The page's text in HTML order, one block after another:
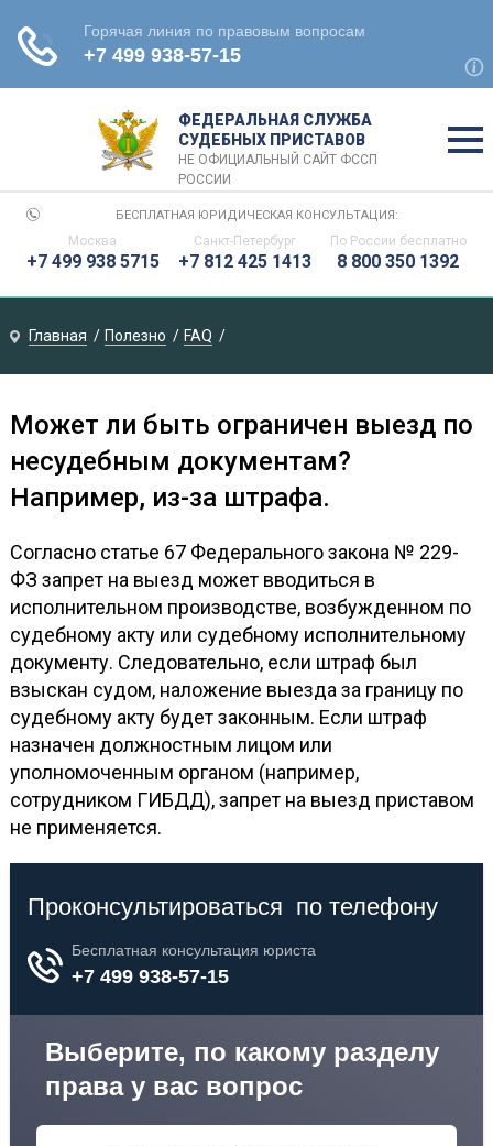
ФЕДЕРАЛЬНАЯ СЛУЖБА
СУДЕБНЫХ ПРИСТАВОВ
НЕ ОФИЦИАЛЬНЫЙ САЙТ ФССП
РОССИИ
БЕСПЛАТНАЯ ЮРИДИЧЕСКАЯ КОНСУЛЬТАЦИЯ:
Москва
+7 499 938 5715
Санкт-Петербург
+7 812 425 1413
По России бесплатно
8 800 350 1392
Главная Полезно FAQ
Может ли быть ограничен выезд по
несудебным документам?
Например, из-за штрафа.
Согласно статье 67 Федерального закона № 229-
ФЗ запрет на выезд может вводиться в
исполнительном производстве, возбужденном по
судебному акту или судебному исполнительному
документу. Следовательно, если штраф был
взыскан судом, наложение выезда за границу по
судебному акту будет законным. Если штраф
назначен должностным лицом или
уполномоченным органом (например,
сотрудником ГИБДД), запрет на выезд приставом
не применяется.